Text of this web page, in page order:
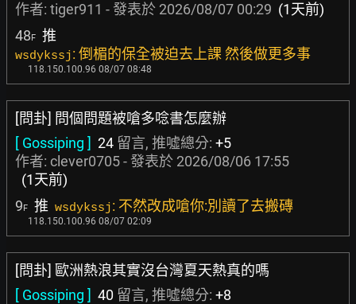
作者: tiger911 - 發表於 2026/08/07 00:29 (1天前)
48F 推
wsdykssj: 倒楣的保全被迫去上課 然後做更多事
118.150.100.96 08/07 08:48
[問卦] 問個問題被嗆多唸書怎麼辦
[ Gossiping ] 24 留言, 推噓總分: +5
作者: clever0705- 發表於 2026/08/06 17:55
(1天前)
9F 推 wsdykssj: 不然改成嗆你:別讀了去搬磚
118.150.100.96 08/07 02:09
[問卦] 歐洲熱浪其實沒台灣夏天熱真的嗎
[ Gossiping ] 40 留言, 推噓總分: +8